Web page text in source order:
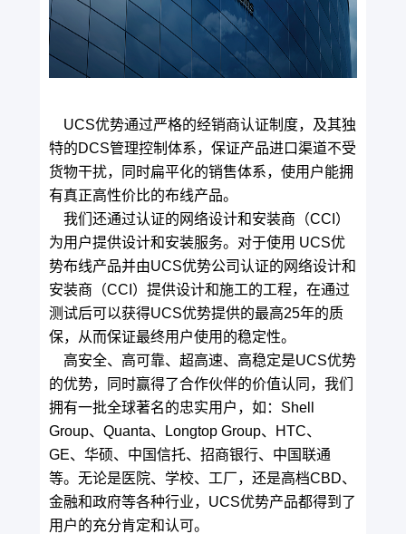
UCS优势通过严格的经销商认证制度，及其独
特的DCS管理控制体系，保证产品进口渠道不受
货物干扰，同时扁平化的销售体系，使用户能拥
有真正高性价比的布线产品。
我们还通过认证的网络设计和安装商（CCI）
为用户提供设计和安装服务。对于使用 UCS优
势布线产品并由UCS优势公司认证的网络设计和
安装商（CCI）提供设计和施工的工程，在通过
测试后可以获得UCS优势提供的最高25年的质
保，从而保证最终用户使用的稳定性。
高安全、高可靠、超高速、高稳定是UCS优势
的优势，同时赢得了合作伙伴的价值认同，我们
拥有一批全球著名的忠实用户，如：Shell
Group、Quanta、Longtop Group、HTC、
GE、华硕、中国信托、招商银行、中国联通
等。无论是医院、学校、工厂，还是高档CBD、
金融和政府等各种行业，UCS优势产品都得到了
用户的充分肯定和认可。